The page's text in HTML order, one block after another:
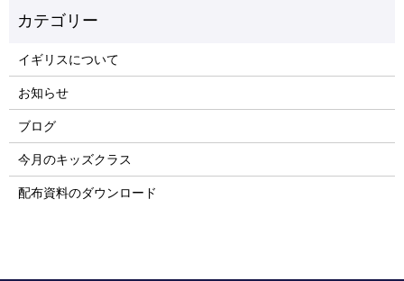
イギリスについて
お知らせ
ブログ
今月のキッズクラス
配布資料のダウンロード